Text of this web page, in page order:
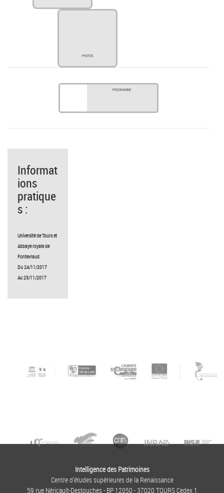
PHOTOS
PROGRAMME
Informat
ions
pratique
s :
Université de Tours et
Abbaye royale de
Fontevraud
Du 24/11/2017
Au 25/11/2017
Intelligence des Patrimoines
Centre d'études supérieures de la Renaissance
59 rue Néricault-Destouches - BP 12050 - 37020 TOURS Cedex 1